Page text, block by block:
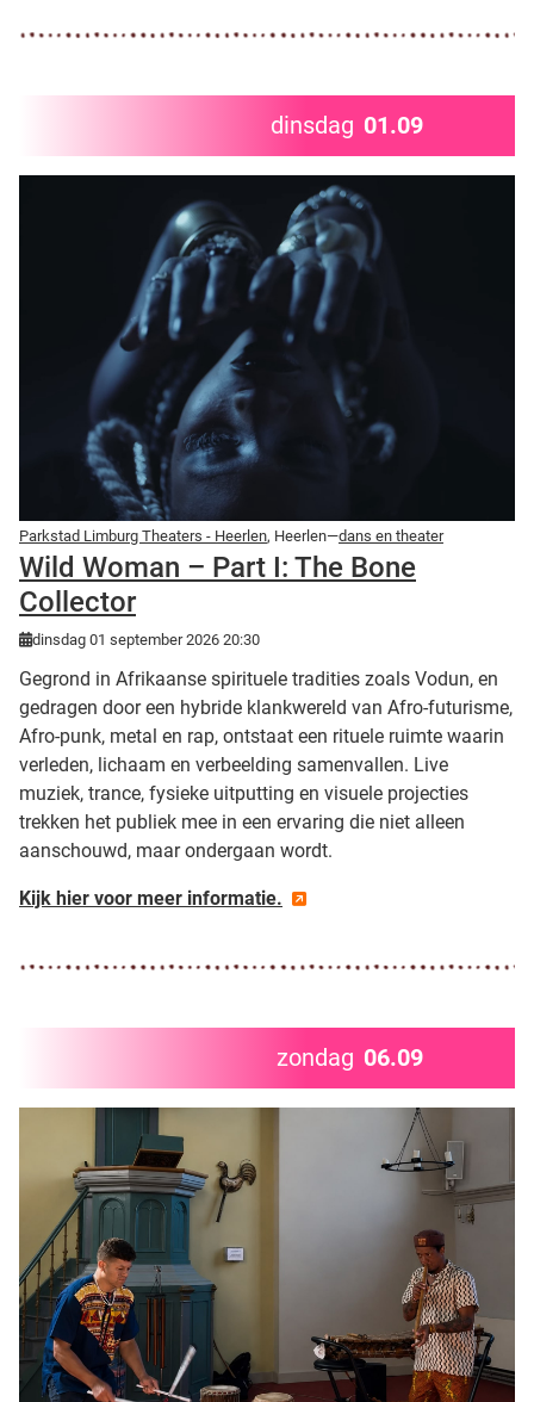
dinsdag 01.09
Parkstad Limburg Theaters - Heerlen, Heerlen—dans en theater
Wild Woman – Part I: The Bone
Collector
dinsdag 01 september 2026 20:30
Gegrond in Afrikaanse spirituele tradities zoals Vodun, en
gedragen door een hybride klankwereld van Afro-futurisme,
Afro-punk, metal en rap, ontstaat een rituele ruimte waarin
verleden, lichaam en verbeelding samenvallen. Live
muziek, trance, fysieke uitputting en visuele projecties
trekken het publiek mee in een ervaring die niet alleen
aanschouwd, maar ondergaan wordt.
Kijk hier voor meer informatie.
zondag 06.09